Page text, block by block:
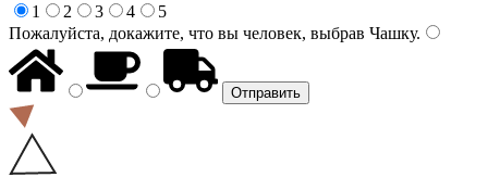
1
2 3 4
5
Пожалуйста, докажите, что вы человек, выбрав Чашку.